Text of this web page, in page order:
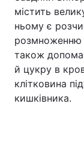
містить
ньому є
розмноженню
також
й цукру в
клітковина
кишківника.